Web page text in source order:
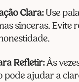
Clara:Use
sinceras. Evite
Refletir:Às
pode ajudar a